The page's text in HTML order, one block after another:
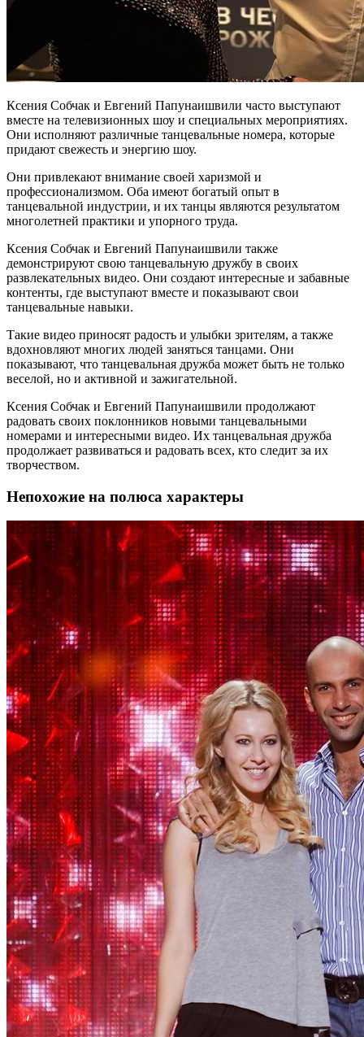
Ксения Собчак и Евгений Папунаишвили часто выступают
вместе на телевизионных шоу и специальных мероприятиях.
Они исполняют различные танцевальные номера, которые
придают свежесть и энергию шоу.
Они привлекают внимание своей харизмой и
профессионализмом. Оба имеют богатый опыт в
танцевальной индустрии, и их танцы являются результатом
многолетней практики и упорного труда.
Ксения Собчак и Евгений Папунаишвили также
демонстрируют свою танцевальную дружбу в своих
развлекательных видео. Они создают интересные и забавные
контенты, где выступают вместе и показывают свои
танцевальные навыки.
Такие видео приносят радость и улыбки зрителям, а также
вдохновляют многих людей заняться танцами. Они
показывают, что танцевальная дружба может быть не только
веселой, но и активной и зажигательной.
Ксения Собчак и Евгений Папунаишвили продолжают
радовать своих поклонников новыми танцевальными
номерами и интересными видео. Их танцевальная дружба
продолжает развиваться и радовать всех, кто следит за их
творчеством.
Непохожие на полюса характеры